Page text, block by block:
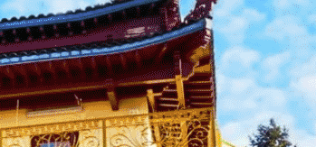
Exporter les lignes sélectionnées
Exporter toutes les colonnes
Exporter uniquement les colonnes affichées
Menu
<